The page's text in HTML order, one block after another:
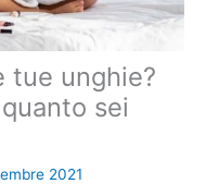
tue unghie?
sei
2021